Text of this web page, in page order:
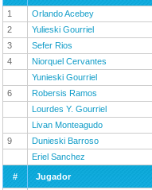
1
Orlando Acebey
2
Yulieski Gourriel
3
Sefer Rios
4
Niorquel Cervantes
Yunieski Gourriel
6
Robersis Ramos
Lourdes Y. Gourriel
Livan Monteagudo
9
Dunieski Barroso
Eriel Sanchez
#
Jugador